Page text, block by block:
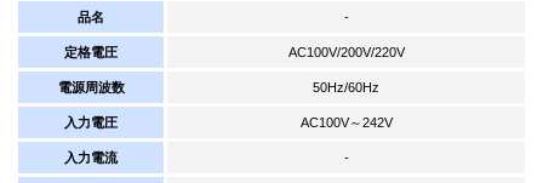
品名 -
定格電圧 AC100V/200V/220V
電源周波数 50Hz/60Hz
入力電圧 AC100V～242V
入力電流 -